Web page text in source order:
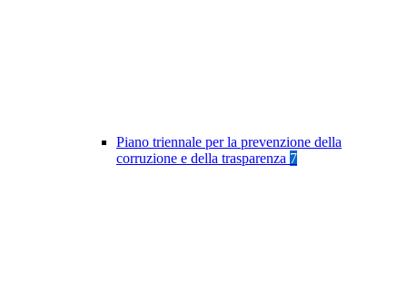
Piano triennale per la prevenzione della
corruzione e della trasparenza 7